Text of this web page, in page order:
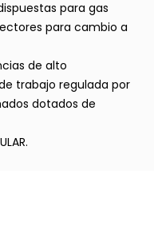
para gas
para cambio a
de alto
trabajo regulada por
dotados de